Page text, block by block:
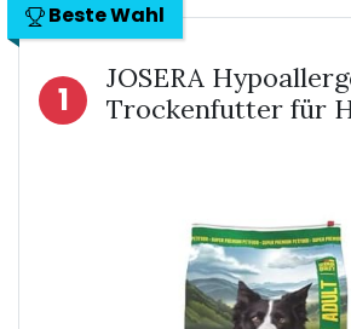
Beste Wahl
1
JOSERA
Trockenfutter für